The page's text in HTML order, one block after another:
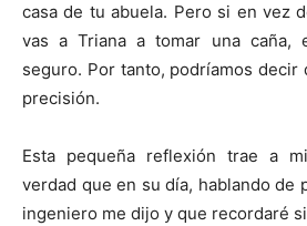
casa de tu abuela. Pero si en vez
vas a Triana a tomar una caña,
seguro. Por tanto, podríamos decir
precisión.
Esta pequeña reflexión trae a
verdad que en su día, hablando de
ingeniero me dijo y que recordaré